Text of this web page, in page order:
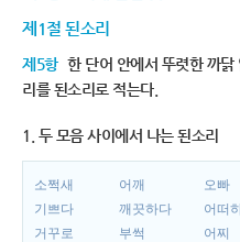
제1절 된소리
제5항 한 단어 안에서 뚜렷한 까
리를 된소리로 적는다.
1. 두 모음 사이에서 나는 된소리
소쩍새 어깨 오빠
기쁘다
깨끗하다 어떠
거꾸로
부썩 어찌